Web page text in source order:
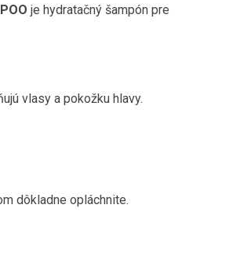
je hydratačný šampón pre
vlasy a pokožku hlavy.
dôkladne opláchnite.